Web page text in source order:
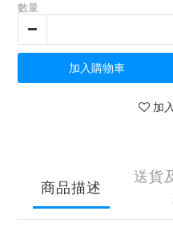
數量
加入購物車
加
商品描述
送貨